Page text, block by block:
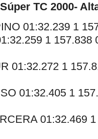
TC 2000-
01:32.239 1
1 157.838
01:32.272 1
01:32.405 1
01:32.469